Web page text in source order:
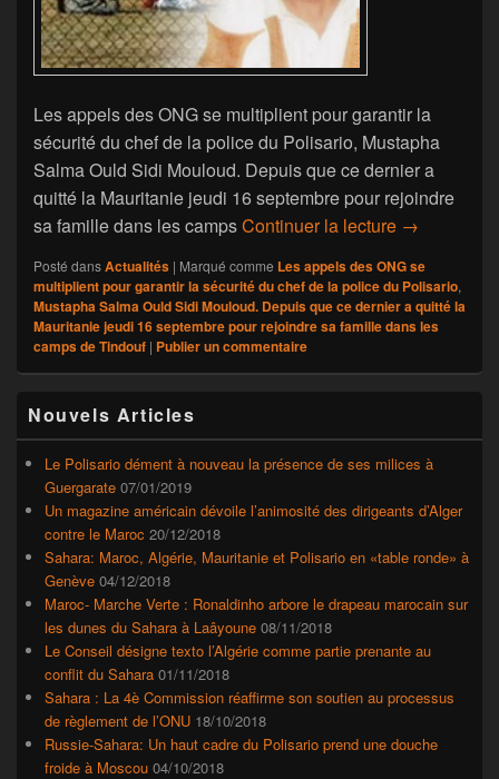
Les appels des ONG se multiplient pour garantir la
sécurité du chef de la police du Polisario, Mustapha
Salma Ould Sidi Mouloud. Depuis que ce dernier a
quitté la Mauritanie jeudi 16 septembre pour rejoindre
sa famille dans les campsContinuer la lecture Sahara -
→
Posté dansActualités | Marqué comme Les appels des ONG se
multiplient pour garantir la sécurité du chef de la police du Polisario,
Mustapha Salma Ould Sidi Mouloud. Depuis que ce dernier a quitté la
Mauritanie jeudi 16 septembre pour rejoindre sa famille dans les
camps de Tindouf | Publier un commentaire
principale
de
widget
barre
latérale
Nouvels Articles
Le Polisario dément à nouveau la présence de ses milices à
Guergarate 07/01/2019
Un magazine américain dévoile l’animosité des dirigeants d’Alger
contre le Maroc 20/12/2018
Sahara: Maroc, Algérie, Mauritanie et Polisario en «table ronde» à
Genève 04/12/2018
Maroc- Marche Verte : Ronaldinho arbore le drapeau marocain sur
les dunes du Sahara à Laâyoune 08/11/2018
Le Conseil désigne texto l’Algérie comme partie prenante au
conflit du Sahara 01/11/2018
Sahara : La 4è Commission réaffirme son soutien au processus
de règlement de l’ONU 18/10/2018
Russie-Sahara: Un haut cadre du Polisario prend une douche
froide à Moscou 04/10/2018